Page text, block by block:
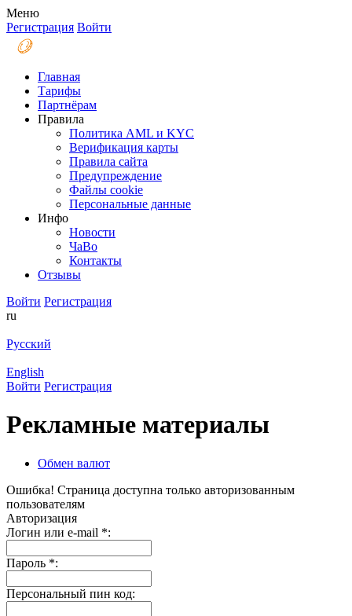
Меню
Регистрация Войти
Главная
Тарифы
Партнёрам
Правила
Политика AML и KYC
Верификация карты
Правила сайта
Предупреждение
Файлы coоkie
Персональные данные
Инфо
Новости
ЧаВо
Контакты
Отзывы
Войти Регистрация
ru
Русский
English
Войти Регистрация
Рекламные материалы
Обмен валют
Ошибка! Страница доступна только авторизованным
пользователям
Авторизация
Логин или e-mail *:
Пароль *:
Персональный пин код: